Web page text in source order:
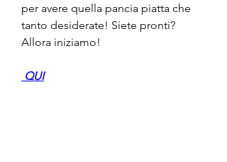
per avere quella pancia piatta che
tanto desiderate! Siete pronti?
Allora iniziamo!
QUI